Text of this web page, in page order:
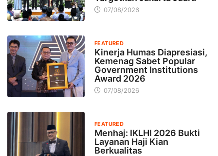
07/08/2026
FEATURED
Kinerja Humas Diapresiasi,
Kemenag Sabet Popular
Government Institutions
Award 2026
07/08/2026
FEATURED
Menhaj: IKLHI 2026 Bukti
Layanan Haji Kian
Berkualitas